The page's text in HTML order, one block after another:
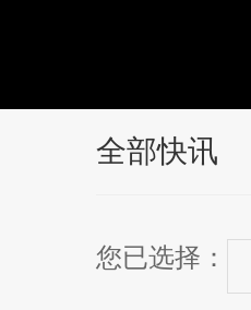
全部快讯
您已选择：